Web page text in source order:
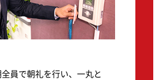
員で朝礼を行い、一丸と